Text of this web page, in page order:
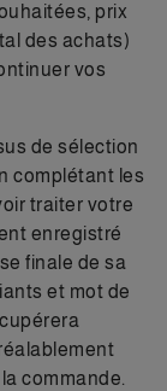
prix
des achats)
vos
de sélection
complétant les
traiter votre
enregistré
finale de sa
et mot de
commande.